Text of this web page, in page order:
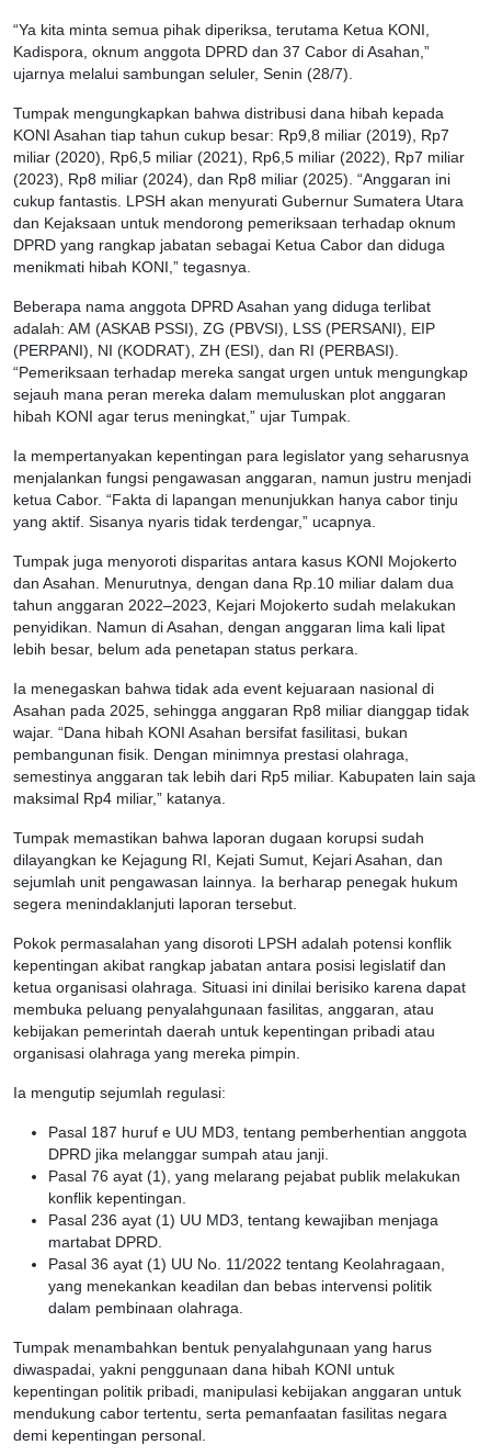
“Ya kita minta semua pihak diperiksa, terutama Ketua KONI,
Kadispora, oknum anggota DPRD dan 37 Cabor di Asahan,”
ujarnya melalui sambungan seluler, Senin (28/7).
Tumpak mengungkapkan bahwa distribusi dana hibah kepada
KONI Asahan tiap tahun cukup besar: Rp9,8 miliar (2019), Rp7
miliar (2020), Rp6,5 miliar (2021), Rp6,5 miliar (2022), Rp7 miliar
(2023), Rp8 miliar (2024), dan Rp8 miliar (2025). “Anggaran ini
cukup fantastis. LPSH akan menyurati Gubernur Sumatera Utara
dan Kejaksaan untuk mendorong pemeriksaan terhadap oknum
DPRD yang rangkap jabatan sebagai Ketua Cabor dan diduga
menikmati hibah KONI,” tegasnya.
Beberapa nama anggota DPRD Asahan yang diduga terlibat
adalah: AM (ASKAB PSSI), ZG (PBVSI), LSS (PERSANI), EIP
(PERPANI), NI (KODRAT), ZH (ESI), dan RI (PERBASI).
“Pemeriksaan terhadap mereka sangat urgen untuk mengungkap
sejauh mana peran mereka dalam memuluskan plot anggaran
hibah KONI agar terus meningkat,” ujar Tumpak.
Ia mempertanyakan kepentingan para legislator yang seharusnya
menjalankan fungsi pengawasan anggaran, namun justru menjadi
ketua Cabor. “Fakta di lapangan menunjukkan hanya cabor tinju
yang aktif. Sisanya nyaris tidak terdengar,” ucapnya.
Tumpak juga menyoroti disparitas antara kasus KONI Mojokerto
dan Asahan. Menurutnya, dengan dana Rp.10 miliar dalam dua
tahun anggaran 2022–2023, Kejari Mojokerto sudah melakukan
penyidikan. Namun di Asahan, dengan anggaran lima kali lipat
lebih besar, belum ada penetapan status perkara.
Ia menegaskan bahwa tidak ada event kejuaraan nasional di
Asahan pada 2025, sehingga anggaran Rp8 miliar dianggap tidak
wajar. “Dana hibah KONI Asahan bersifat fasilitasi, bukan
pembangunan fisik. Dengan minimnya prestasi olahraga,
semestinya anggaran tak lebih dari Rp5 miliar. Kabupaten lain saja
maksimal Rp4 miliar,” katanya.
Tumpak memastikan bahwa laporan dugaan korupsi sudah
dilayangkan ke Kejagung RI, Kejati Sumut, Kejari Asahan, dan
sejumlah unit pengawasan lainnya. Ia berharap penegak hukum
segera menindaklanjuti laporan tersebut.
Pokok permasalahan yang disoroti LPSH adalah potensi konflik
kepentingan akibat rangkap jabatan antara posisi legislatif dan
ketua organisasi olahraga. Situasi ini dinilai berisiko karena dapat
membuka peluang penyalahgunaan fasilitas, anggaran, atau
kebijakan pemerintah daerah untuk kepentingan pribadi atau
organisasi olahraga yang mereka pimpin.
Ia mengutip sejumlah regulasi:
Pasal 187 huruf e UU MD3, tentang pemberhentian anggota
DPRD jika melanggar sumpah atau janji.
Pasal 76 ayat (1), yang melarang pejabat publik melakukan
konflik kepentingan.
Pasal 236 ayat (1) UU MD3, tentang kewajiban menjaga
martabat DPRD.
Pasal 36 ayat (1) UU No. 11/2022 tentang Keolahragaan,
yang menekankan keadilan dan bebas intervensi politik
dalam pembinaan olahraga.
Tumpak menambahkan bentuk penyalahgunaan yang harus
diwaspadai, yakni penggunaan dana hibah KONI untuk
kepentingan politik pribadi, manipulasi kebijakan anggaran untuk
mendukung cabor tertentu, serta pemanfaatan fasilitas negara
demi kepentingan personal.